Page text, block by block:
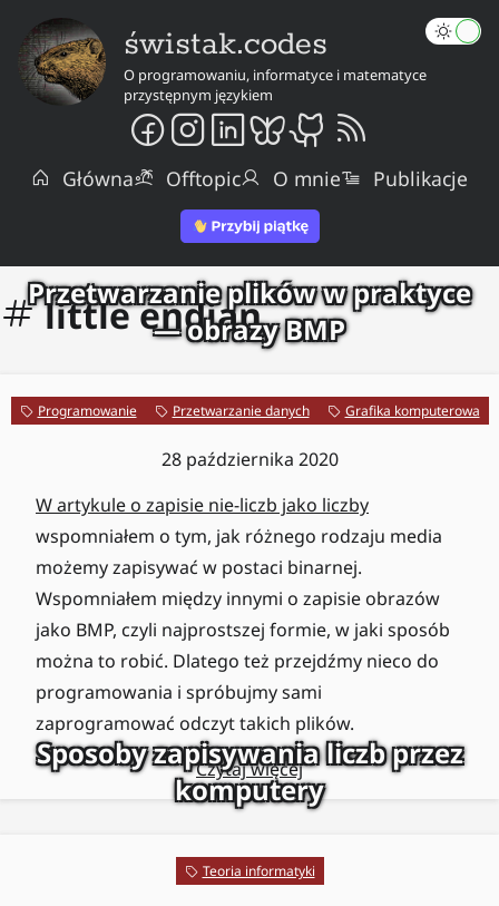
świstak.codes
O programowaniu, informatyce i matematyce
przystępnym językiem
Główna Offtopic O mnie Publikacje
little endian
Przetwarzanie plików w praktyce
— obrazy BMP
Programowanie Przetwarzanie danych Grafika komputerowa
28 października 2020
W artykule o zapisie nie-liczb jako liczby
wspomniałem o tym, jak różnego rodzaju media
możemy zapisywać w postaci binarnej.
Wspomniałem między innymi o zapisie obrazów
jako BMP, czyli najprostszej formie, w jaki sposób
można to robić. Dlatego też przejdźmy nieco do
programowania i spróbujmy sami
zaprogramować odczyt takich plików.
Czytaj więcej
Sposoby zapisywania liczb przez
komputery
Teoria informatyki